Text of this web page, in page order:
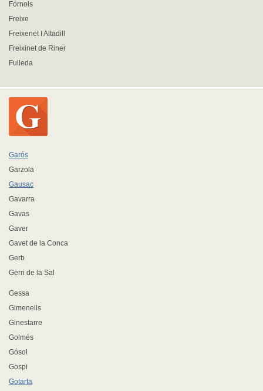
Fórnols
Freixe
Freixenet I Altadill
Freixinet de Riner
Fulleda
Garós
Garzola
Gausac
Gavarra
Gavas
Gaver
Gavet de la Conca
Gerb
Gerri de la Sal
Gessa
Gimenells
Ginestarre
Golmés
Gósol
Gospi
Gotarta